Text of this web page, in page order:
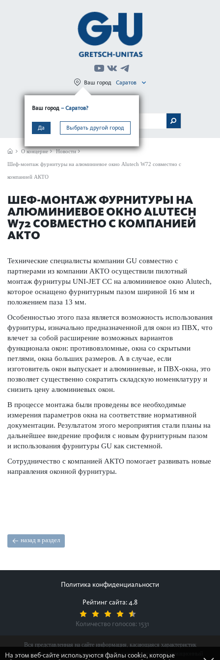
Ваш город – Саратов?
Да Выбрать другой город
Ваш город Саратов
МЕНЮ
О концерне Новости
Шеф-монтаж фурнитуры на алюминиевое окно Alutech W72 совместно с
компанией АКТО
ШЕФ-МОНТАЖ ФУРНИТУРЫ НА
АЛЮМИНИЕВОЕ ОКНО ALUTECH
W72 СОВМЕСТНО С КОМПАНИЕЙ
АКТО
Технические специалисты компании GU совместно с
партнерами из компании АКТО осуществили пилотный
монтаж фурнитуры UNI-JET CC на алюминиевое окно Alutech,
которое оснащено фурнитурным пазом шириной 16 мм и
положением паза 13 мм.
Особенностью этого паза является возможность использования
фурнитуры, изначально предназначенной для окон из ПВХ, что
влечет за собой расширение возможных вариантов
функционала окон: противовзломные, окна со скрытыми
петлями, окна больших размеров. А в случае, если
изготовитель окон выпускает и алюминиевые, и ПВХ-окна, это
позволяет существенно сократить складскую номенклатуру и
снизить цену алюминиевых окон.
В процессе монтажа были проведены все необходимые
измерения параметров окна на соответствие нормативной
документации. Результатом этого мероприятия стали планы на
дальнейшее внедрение профиля с новым фурнитурным пазом
и использования фурнитуры GU как системной.
Сотрудничество с компанией АКТО помогает развивать новые
направления оконной фурнитуры.
назад в раздел
Политика конфиденциальности
Рейтинг сайта: 4.8
Количество голосов: 1531
Вся представленная на сайте информация, касающаяся характеристик
продуктов, наличия на складе, стоимости товаров, носит информационный
На этом веб-сайте используются файлы cookie, которые